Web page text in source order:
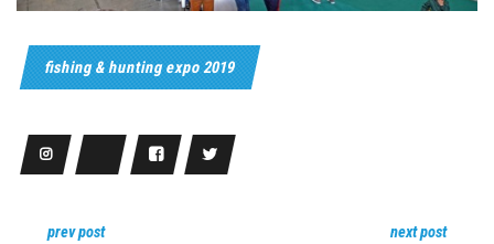
fishing & hunting expo 2019
prev post
next post